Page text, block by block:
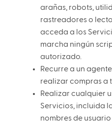
arañas, robots,
rastreadores o
acceda a los
marcha ningún
autorizado.
Recurre a un
realizar compras a
Realizar cualquier
Servicios, incluida
nombres de